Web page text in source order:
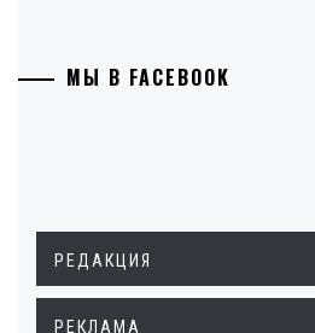
МЫ В FACEBOOK
РЕДАКЦИЯ
РЕКЛАМА